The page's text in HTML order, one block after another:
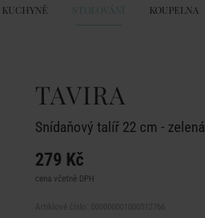
KUCHYNĚ STOLOVÁNÍ KOUPELNA
TAVIRA
Snídaňový talíř 22 cm - zelená
279 Kč
cena včetně DPH